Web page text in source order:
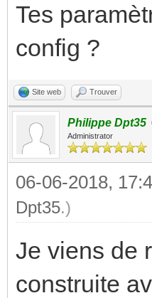
Tes
config ?
Site web Trouver
Philippe Dpt35
Administrator
06-06-2018,
Dpt35.)
Je viens de
construite